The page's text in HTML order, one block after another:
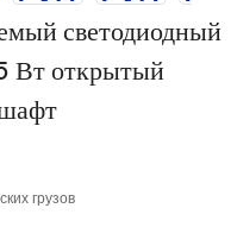
светодиодный
Вт открытый
грузов